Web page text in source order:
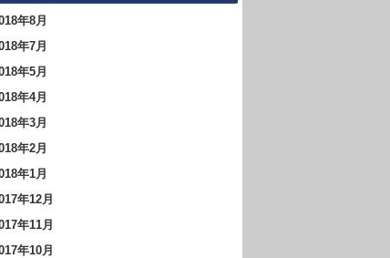
年8月
年7月
年5月
年4月
年3月
年2月
年1月
年12月
年11月
年10月